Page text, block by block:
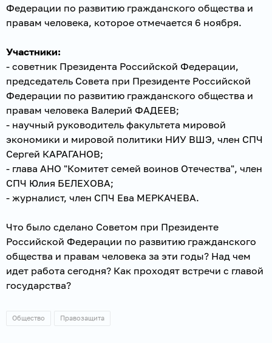
Федерации по развитию гражданского общества и
правам человека, которое отмечается 6 ноября.
Участники:
- советник Президента Российской Федерации,
председатель Совета при Президенте Российской
Федерации по развитию гражданского общества и
правам человека Валерий ФАДЕЕВ;
- научный руководитель факультета мировой
экономики и мировой политики НИУ ВШЭ, член СПЧ
Сергей КАРАГАНОВ;
- глава АНО "Комитет семей воинов Отечества", член
СПЧ Юлия БЕЛЕХОВА;
- журналист, член СПЧ Ева МЕРКАЧЕВА.
Что было сделано Советом при Президенте
Российской Федерации по развитию гражданского
общества и правам человека за эти годы? Над чем
идет работа сегодня? Как проходят встречи с главой
государства?
Общество Правозащита